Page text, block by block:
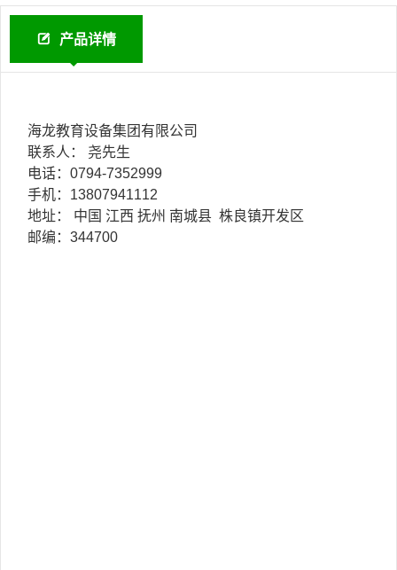
产品详情
海龙教育设备集团有限公司
联系人： 尧先生
电话：0794-7352999
手机：13807941112
地址： 中国 江西 抚州 南城县 株良镇开发区
邮编：344700